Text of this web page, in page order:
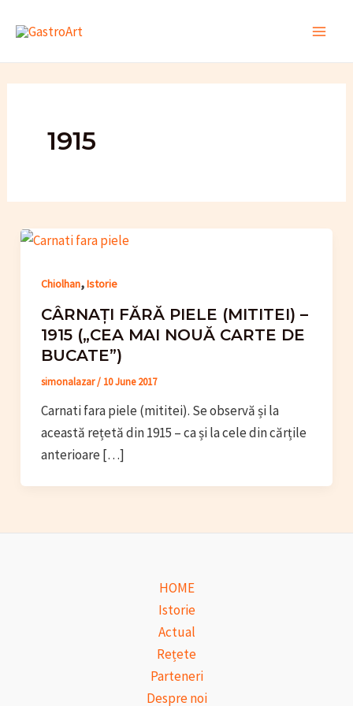
1915
Chiolhan,Istorie
CÂRNAȚI FĂRĂ PIELE (MITITEI) –
1915 („CEA MAI NOUĂ CARTE DE
BUCATE”)
simonalazar/ 10 June 2017
Carnati fara piele (mititei). Se observă și la
această rețetă din 1915 – ca și la cele din cărțile
anterioare […]
HOME
Istorie
Actual
Rețete
Parteneri
Despre noi